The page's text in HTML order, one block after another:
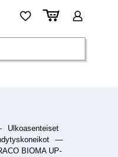
Ulkoasenteiset
—
BIOMA UP-